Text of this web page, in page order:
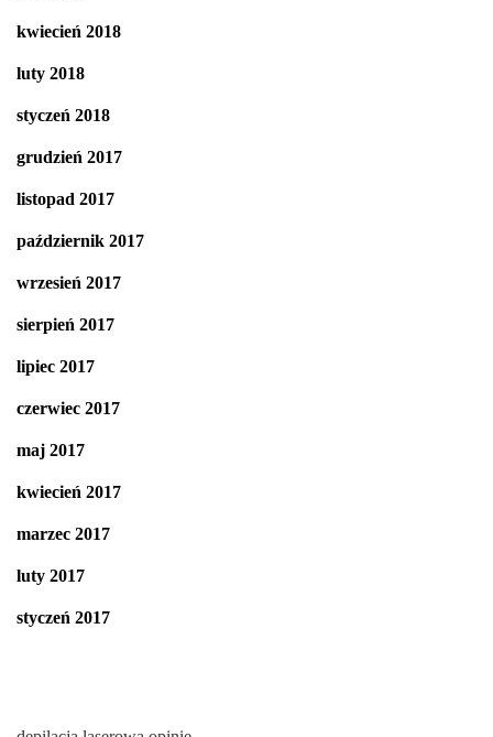
kwiecień 2018
luty 2018
styczeń 2018
grudzień 2017
listopad 2017
październik 2017
wrzesień 2017
sierpień 2017
lipiec 2017
czerwiec 2017
maj 2017
kwiecień 2017
marzec 2017
luty 2017
styczeń 2017